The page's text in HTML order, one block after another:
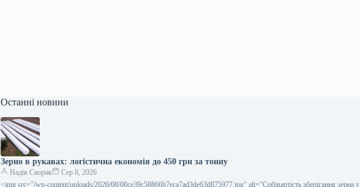
Останні новини
Зерно в рукавах: логістична економія до 450 грн за тонну
Надія Скорик
Сер 8, 2026
<img src="/wp-content/uploads/2026/08/00ce39c58866b7eca7ad3de63d875977.jpg" alt="Собівартість зберігання зерна у